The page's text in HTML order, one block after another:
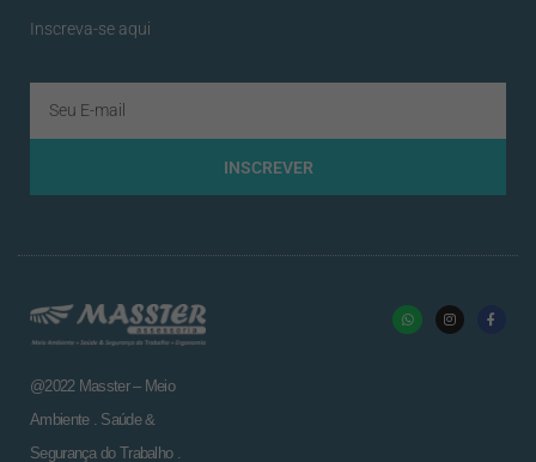
Inscreva-se aqui
INSCREVER
@2022 Masster – Meio
Ambiente . Saúde &
Segurança do Trabalho .